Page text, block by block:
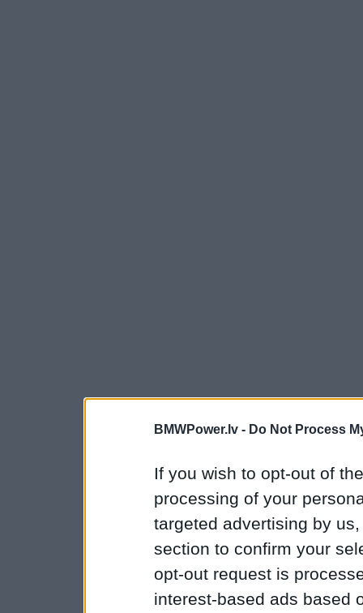
BMWPower.lv - Do Not Process
If you wish to opt-out of
processing of your
targeted advertising by
section to confirm your
opt-out request is
interest-based ads based